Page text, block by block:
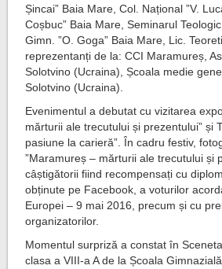
Șincai” Baia Mare, Col. Național ”V.
Coșbuc” Baia Mare, Seminarul
Gimn. ”O. Goga” Baia Mare, Lic.
reprezentanți de la: CCI Maramureș,
Solotvino (Ucraina), Școala medie
Solotvino (Ucraina).
Evenimentul a debutat cu vizitarea
mărturii ale trecutului și prezentului” și
pasiune la carieră”. În cadru festiv,
”Maramureș – mărturii ale trecutului și
câștigătorii fiind recompensați cu
obținute pe Facebook, a voturilor
Europei – 9 mai 2016, precum și cu
organizatorilor.
Momentul surpriză a constat în
clasa a VIII-a A de la Școala